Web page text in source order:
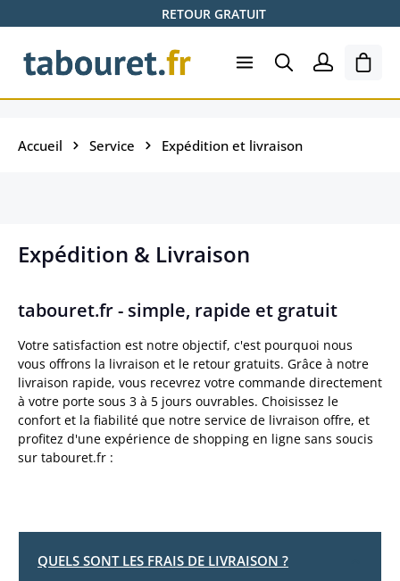
Passer au contenu principalRETOUR GRATUIT
Le
Accueil Service Expédition et livraison
Expédition & Livraison
tabouret.fr - simple, rapide et gratuit
Votre satisfaction est notre objectif, c'est pourquoi nous
vous offrons la livraison et le retour gratuits. Grâce à notre
livraison rapide, vous recevrez votre commande directement
à votre porte sous 3 à 5 jours ouvrables. Choisissez le
confort et la fiabilité que notre service de livraison offre, et
profitez d'une expérience de shopping en ligne sans soucis
sur tabouret.fr :
QUELS SONT LES FRAIS DE LIVRAISON ?